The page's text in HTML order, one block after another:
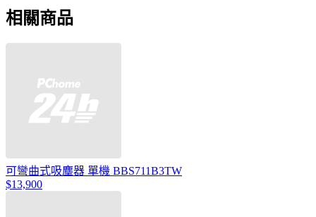
相關商品
可彎曲式吸塵器 單機 BBS711B3TW
$13,900